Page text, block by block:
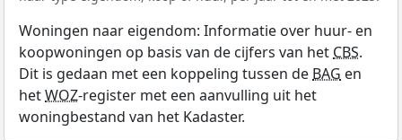
Woningen naar eigendom: Informatie over huur- en
koopwoningen op basis van de cijfers van het CBS.
Dit is gedaan met een koppeling tussen de BAG en
hetWOZ-register met een aanvulling uit het
woningbestand van het Kadaster.